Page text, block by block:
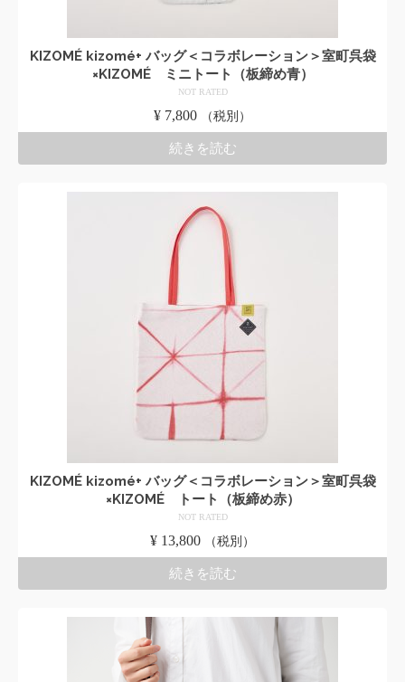
KIZOMÉ kizomé+ バッグ＜コラボレーション＞室町呉袋
×KIZOMÉ ミニトート（板締め青）
NOT RATED
¥ 7,800 （税別）
続きを読む
KIZOMÉ kizomé+ バッグ＜コラボレーション＞室町呉袋
×KIZOMÉ トート（板締め赤）
NOT RATED
¥ 13,800 （税別）
続きを読む